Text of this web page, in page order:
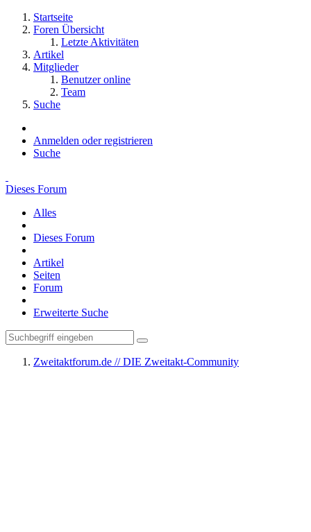
Startseite
Foren Übersicht
Letzte Aktivitäten
Artikel
Mitglieder
Benutzer online
Team
Suche
Anmelden oder registrieren
Suche
Dieses Forum
Alles
Dieses Forum
Artikel
Seiten
Forum
Erweiterte Suche
Zweitaktforum.de // DIE Zweitakt-Community